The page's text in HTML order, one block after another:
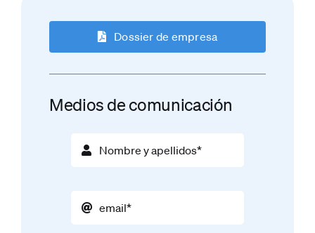
Dossier de empresa
Medios de comunicación